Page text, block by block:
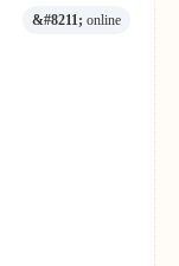
&#8211; online